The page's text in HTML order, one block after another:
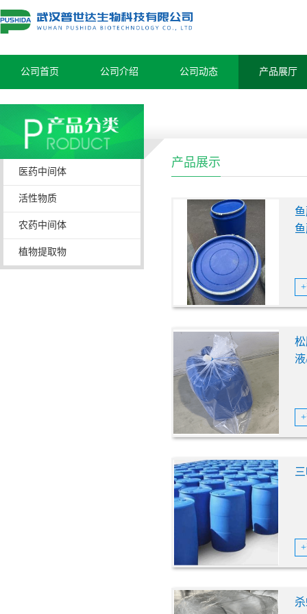
公司首页 公司介绍 公司动态 产品展厅
医药中间体
活性物质
农药中间体
植物提取物
产品展示